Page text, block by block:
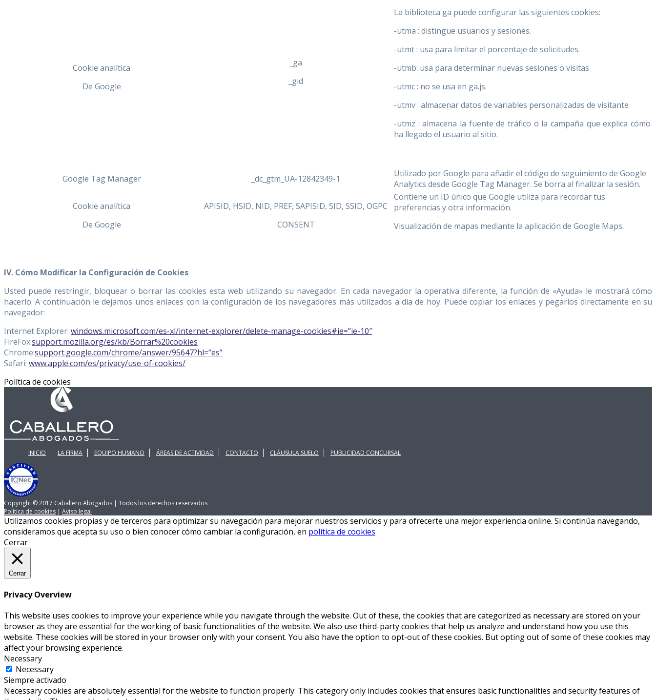
Cookie analítica
De Google
_ga
_gid
La biblioteca ga puede configurar las siguientes cookies:
-utma : distingue usuarios y sesiones.
-utmt : usa para limitar el porcentaje de solicitudes.
-utmb: usa para determinar nuevas sesiones o visitas
-utmc : no se usa en ga.js.
-utmv : almacenar datos de variables personalizadas de visitante
-utmz : almacena la fuente de tráfico o la campaña que explica cómo
ha llegado el usuario al sitio.
Google Tag Manager _dc_gtm_UA-12842349-1
Utilizado por Google para añadir el código de seguimiento de Google
Analytics desde Google Tag Manager. Se borra al finalizar la sesión.
Cookie analítica
De Google
APISID, HSID, NID, PREF, SAPISID, SID, SSID, OGPC
CONSENT
Contiene un ID único que Google utiliza para recordar tus
preferencias y otra información.
Visualización de mapas mediante la aplicación de Google Maps.
IV. Cómo Modificar la Configuración de Cookies
Usted puede restringir, bloquear o borrar las cookies esta web utilizando su navegador. En cada navegador la operativa diferente, la función de «Ayuda» le mostrará cómo
hacerlo. A continuación le dejamos unos enlaces con la configuración de los navegadores más utilizados a día de hoy. Puede copiar los enlaces y pegarlos directamente en su
navegador:
Internet Explorer: windows.microsoft.com/es-xl/internet-explorer/delete-manage-cookies#ie=”ie-10″
FireFox:support.mozilla.org/es/kb/Borrar%20cookies
Chrome:support.google.com/chrome/answer/95647?hl=”es”
Safari: www.apple.com/es/privacy/use-of-cookies/
Política de cookies
INICIO LA FIRMA EQUIPO HUMANO ÁREAS DE ACTIVIDAD CONTACTO CLÁUSULA SUELO PUBLICIDAD CONCURSAL
Copyright © 2017 Caballero Abogados | Todos los derechos reservados
Política de cookies | Aviso legal
Utilizamos cookies propias y de terceros para optimizar su navegación para mejorar nuestros servicios y para ofrecerte una mejor experiencia online. Si continúa navegando,
consideramos que acepta su uso o bien conocer cómo cambiar la configuración, en política de cookies
Cerrar
Cerrar
Privacy Overview
This website uses cookies to improve your experience while you navigate through the website. Out of these, the cookies that are categorized as necessary are stored on your
browser as they are essential for the working of basic functionalities of the website. We also use third-party cookies that help us analyze and understand how you use this
website. These cookies will be stored in your browser only with your consent. You also have the option to opt-out of these cookies. But opting out of some of these cookies may
affect your browsing experience.
Necessary
Necessary
Siempre activado
Necessary cookies are absolutely essential for the website to function properly. This category only includes cookies that ensures basic functionalities and security features of